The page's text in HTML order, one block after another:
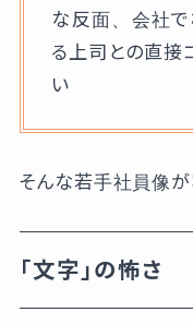
な反面、会社
る上司との直接
い
そんな若手社員像が
「文字」の怖さ